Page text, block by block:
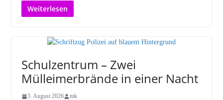
Weiterlesen
Schulzentrum – Zwei
Mülleimerbrände in einer Nacht
3. August 2026 mk